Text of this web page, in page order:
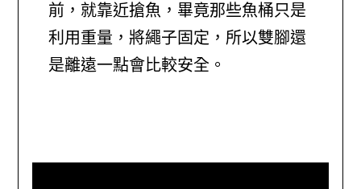
前，就靠近搶魚，畢竟那些魚桶只是
利用重量，將繩子固定，所以雙腳還
是離遠一點會比較安全。